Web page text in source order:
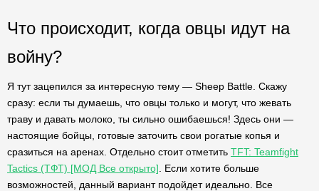
Что происходит, когда овцы идут на
войну?
Я тут зацепился за интересную тему — Sheep Battle. Скажу
сразу: если ты думаешь, что овцы только и могут, что жевать
траву и давать молоко, ты сильно ошибаешься! Здесь они —
настоящие бойцы, готовые заточить свои рогатые копья и
сразиться на аренах. Отдельно стоит отметить TFT: Teamfight
Tactics (ТФТ) [МОД Все открыто] . Если хотите больше
возможностей, данный вариант подойдет идеально. Все